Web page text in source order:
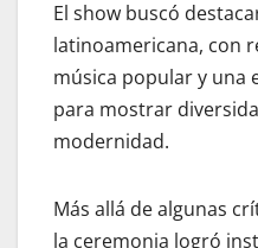
El show buscó
latinoamericana, con
música popular y una
para mostrar
modernidad.
Más allá de algunas
la ceremonia logró